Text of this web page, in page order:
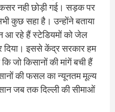
नही छोड़ी गई। सड़क पर
कुछ सहा है। उन्होंने बताया
आ रहे हैं स्टेडियमों को जेल
दिया। इससे केंद्र सरकार हम
जो किसानों की मांगें बची हैं
की फसल का न्यूनतम मूल्य
जब तक दिल्ली की सीमाओं